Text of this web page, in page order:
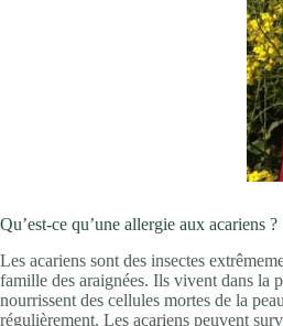
Qu’est-ce qu’une allergie aux acariens ?
Les acariens sont des insectes
famille des araignées. Ils vivent dans la
nourrissent des cellules mortes de la
régulièrement. Les acariens peuvent